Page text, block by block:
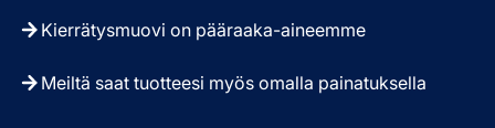
Kierrätysmuovi on pääraaka-aineemme
Meiltä saat tuotteesi myös omalla painatuksella